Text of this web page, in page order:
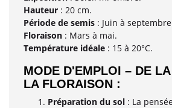
Hauteur : 20 cm.
Période de semis : Juin à
Floraison : Mars à mai.
Température idéale : 15 à 20°C.
MODE D'EMPLOI – DE
LA FLORAISON :
Préparation du sol : La